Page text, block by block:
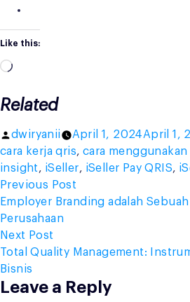
Like this:
Loading…
Related
Posted
by
dwiryanii April 1, 2024April 1,
cara kerja qris, cara menggunakan
insight, iSeller, iSeller Pay QRIS,
Post
navigation
Previous Post
post:
Employer Branding adalah
Perusahaan
Next Post
post:
Total Quality Management:
Bisnis
Leave a Reply